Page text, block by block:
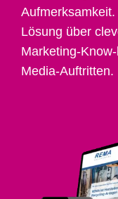
Lösung über
Marketing-
Media-Auftritten.